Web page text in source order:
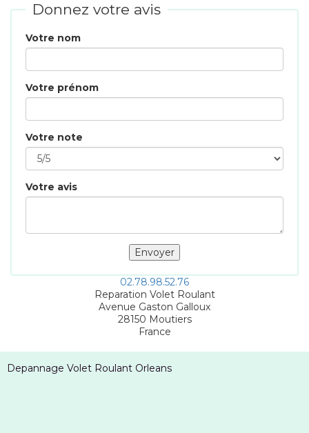
Donnez votre avis
Votre nom
Votre prénom
Votre note
Votre avis
02.78.98.52.76
Reparation Volet Roulant
Avenue Gaston Galloux
28150 Moutiers
France
Depannage Volet Roulant Orleans